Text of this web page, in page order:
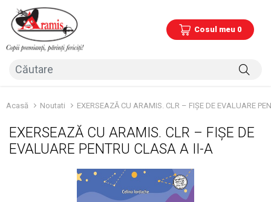
Cosul meu 0
Acasă Noutati EXERSEAZĂ CU ARAMIS. CLR – FIȘE DE EVALUARE
EXERSEAZĂ CU ARAMIS. CLR – FIȘE DE
EVALUARE PENTRU CLASA A II-A